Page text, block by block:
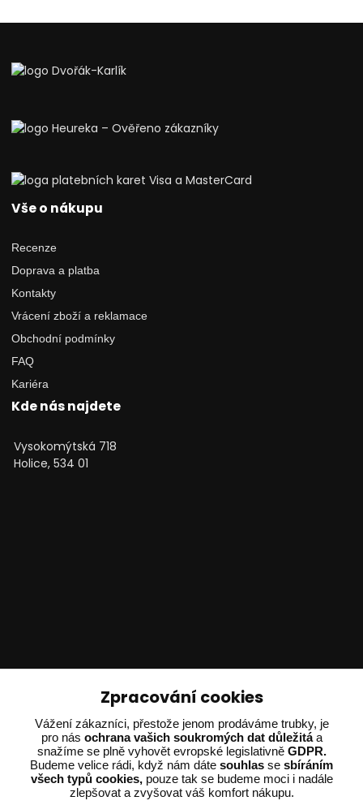
Vše o nákupu
Recenze
Doprava a platba
Kontakty
Vrácení zboží a reklamace
Obchodní podmínky
FAQ
Kariéra
Kde nás najdete
Vysokomýtská 718
Holice, 534 01
Technické poradenství
Ing. Adam Dvořák
+420 602 234 254
(Po-Pá 8:00 - 15:00)
potrebujiporadit@dvorak-karlik.cz
Zpracování cookies
Vážení zákazníci, přestože jenom prodáváme trubky, je
pro nás ochrana vašich soukromých dat důležitáa
snažíme se plně vyhovět evropské legislativně GDPR.
Budeme velice rádi, když nám dáte souhlas se sbíráním
všech typů cookies,pouze tak se budeme moci i nadále
zlepšovat a zvyšovat váš komfort nákupu.